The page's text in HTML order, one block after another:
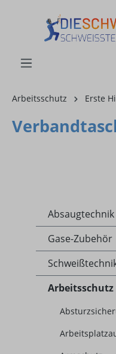
Arbeitsschutz Erste
Absaugtechnik
Gase-Zubehör
Arbeitsschutz